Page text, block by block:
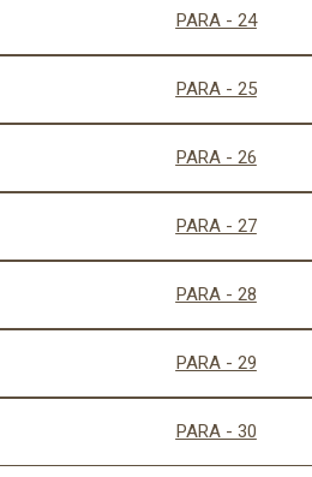
PARA - 24
PARA - 25
PARA - 26
PARA - 27
PARA - 28
PARA - 29
PARA - 30